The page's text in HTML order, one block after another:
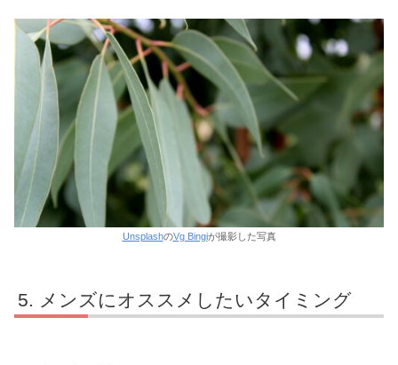
UnsplashのVg Bingiが撮影した写真
メンズにオススメしたいタイミング